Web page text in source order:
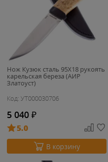
Нож Кузюк сталь 95Х18 рукоять
карельская береза (АИР
Златоуст)
Код: УТ000030706
5 040 ₽
5.0
В корзину